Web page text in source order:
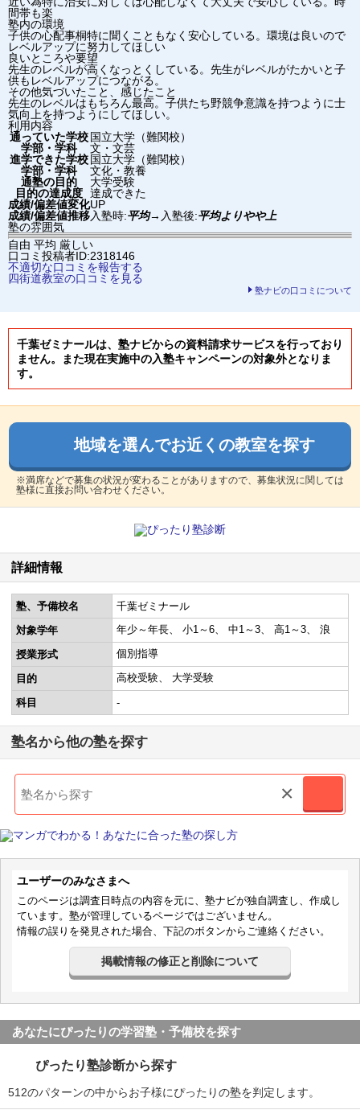
間帯も楽
塾内の環境
子供の心配事桐特に聞くこともなく安心している。環境は良いので
レベルアップに努力してほしい
良いところや要望
先生のレベルが高くなっとくしている。先生がレベルがたかいと子
供もレベルアップにつながる。
その他気づいたこと、感じたこと
先生のレベルはもちろん最高。子供たち野競争意識を持つように士
気向上を持つようにしてほしい。
利用内容
通っていた学校国立大学（難関校）
学部・学科
文・文芸
進学できた学校国立大学（難関校）
学部・学科
文化・教養
通塾の目的
大学受験
目的の達成度 達成できた
成績/偏差値変化UP
成績/偏差値推移入塾時:平均→ 入塾後:平均よりやや上
塾の雰囲気
自由 平均 厳しい
口コミ投稿者ID:2318146
不適切な口コミを報告する
四街道教室の口コミを見る
塾ナビの口コミについて
千葉ゼミナールは、塾ナビからの資料請求サービスを行っており
ません。また現在実施中の入塾キャンペーンの対象外となりま
す。
地域を選んでお近くの教室を探す
※満席などで募集の状況が変わることがありますので、募集状況に関しては
塾様に直接お問い合わせください。
詳細情報
塾、予備校名
千葉ゼミナール
対象学年
年少～年長 小1～6 中1～3 高1～3 浪
授業形式 個別指導
目的 高校受験 大学受験
科目 -
塾名から他の塾を探す
×
ユーザーのみなさまへ
このページは調査日時点の内容を元に、塾ナビが独自調査し、作成し
ています。塾が管理しているページではございません。
情報の誤りを発見された場合、下記のボタンからご連絡ください。
掲載情報の修正と削除について
あなたにぴったりの学習塾・予備校を探す
ぴったり塾診断から探す
512のパターンの中からお子様にぴったりの塾を判定します。